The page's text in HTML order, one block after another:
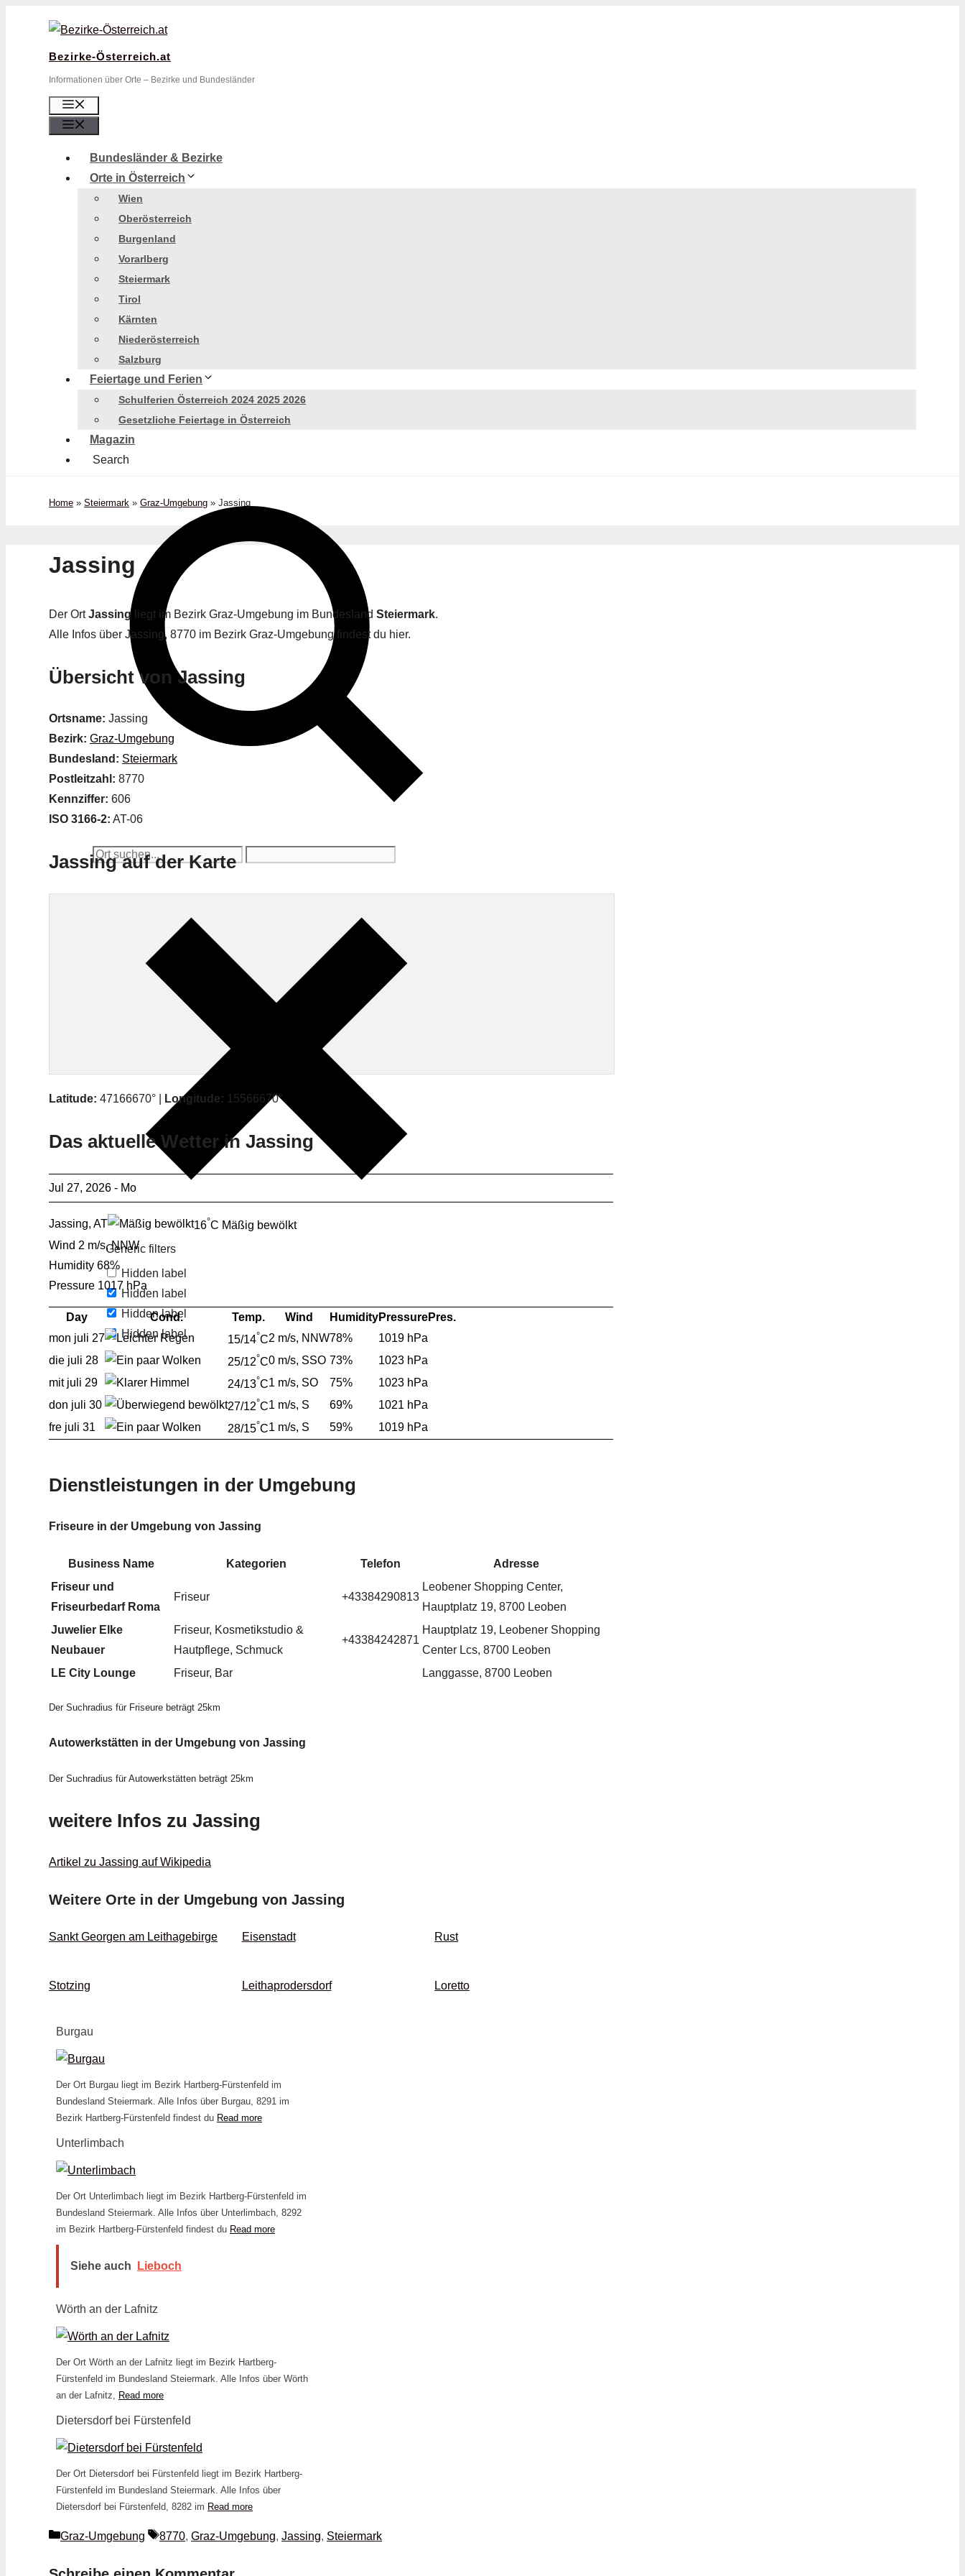
Bezirke-Österreich.at
Informationen über Orte – Bezirke und Bundesländer
Bundesländer & Bezirke
Orte in Österreich
Wien
Oberösterreich
Burgenland
Vorarlberg
Steiermark
Tirol
Kärnten
Niederösterreich
Salzburg
Feiertage und Ferien
Schulferien Österreich 2024 2025 2026
Gesetzliche Feiertage in Österreich
Magazin
Search
Generic filters
Hidden label
Hidden label
Hidden label
Hidden label
Home » Steiermark » Graz-Umgebung » Jassing
Jassing
Der OrtJassing liegt im Bezirk Graz-Umgebung im Bundesland Steiermark.
Alle Infos über Jassing, 8770 im Bezirk Graz-Umgebung findest du hier.
Übersicht von Jassing
Ortsname: Jassing
Bezirk: Graz-Umgebung
Bundesland: Steiermark
Postleitzahl: 8770
Kennziffer: 606
ISO 3166-2: AT-06
Jassing auf der Karte
Latitude: 47166670° | Longitude: 15566670°
Das aktuelle Wetter in Jassing
Jul 27, 2026 - Mo
Jassing, AT 16°C Mäßig bewölkt
Wind 2 m/s, NNW
Humidity 68%
Pressure 1017 hPa
Day Cond. Temp. Wind HumidityPressurePres.
mon juli 27 15/14°C2 m/s, NNW78%
1019 hPa
die juli 28 25/12°C0 m/s, SSO 73%
1023 hPa
mit juli 29 24/13°C1 m/s, SO 75%
1023 hPa
don juli 30 27/12°C1 m/s, S 69%
1021 hPa
fre juli 31 28/15°C1 m/s, S 59% 1019 hPa
Dienstleistungen in der Umgebung
Friseure in der Umgebung von Jassing
Business Name Kategorien Telefon
Adresse
Friseur und
Friseurbedarf Roma
Friseur +43384290813
Leobener Shopping Center,
Hauptplatz 19, 8700 Leoben
Juwelier Elke
Neubauer
Friseur, Kosmetikstudio &
Hautpflege, Schmuck
+43384242871
Hauptplatz 19, Leobener Shopping
Center Lcs, 8700 Leoben
LE City Lounge
Friseur, Bar Langgasse, 8700 Leoben
Der Suchradius für Friseure beträgt 25km
Autowerkstätten in der Umgebung von Jassing
Der Suchradius für Autowerkstätten beträgt 25km
weitere Infos zu Jassing
Artikel zu Jassing auf Wikipedia
Weitere Orte in der Umgebung von Jassing
Sankt Georgen am Leithagebirge Eisenstadt Rust
Stotzing Leithaprodersdorf Loretto
Burgau
Der Ort Burgau liegt im Bezirk Hartberg-Fürstenfeld im
Bundesland Steiermark. Alle Infos über Burgau, 8291 im
Bezirk Hartberg-Fürstenfeld findest du Read more
Unterlimbach
Der Ort Unterlimbach liegt im Bezirk Hartberg-Fürstenfeld im
Bundesland Steiermark. Alle Infos über Unterlimbach, 8292
im Bezirk Hartberg-Fürstenfeld findest du Read more
Siehe auch Lieboch
Wörth an der Lafnitz
Der Ort Wörth an der Lafnitz liegt im Bezirk Hartberg-
Fürstenfeld im Bundesland Steiermark. Alle Infos über Wörth
an der Lafnitz, Read more
Dietersdorf bei Fürstenfeld
Der Ort Dietersdorf bei Fürstenfeld liegt im Bezirk Hartberg-
Fürstenfeld im Bundesland Steiermark. Alle Infos über
Dietersdorf bei Fürstenfeld, 8282 im Read more
Kategorien
Graz-Umgebung Schlagwörter
8770, Graz-Umgebung, Jassing, Steiermark